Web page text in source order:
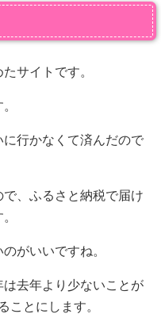
サイトです。
行かなくて済んだので
、ふるさと納税で届け
がいいですね。
は去年より少ないことが
ことにします。